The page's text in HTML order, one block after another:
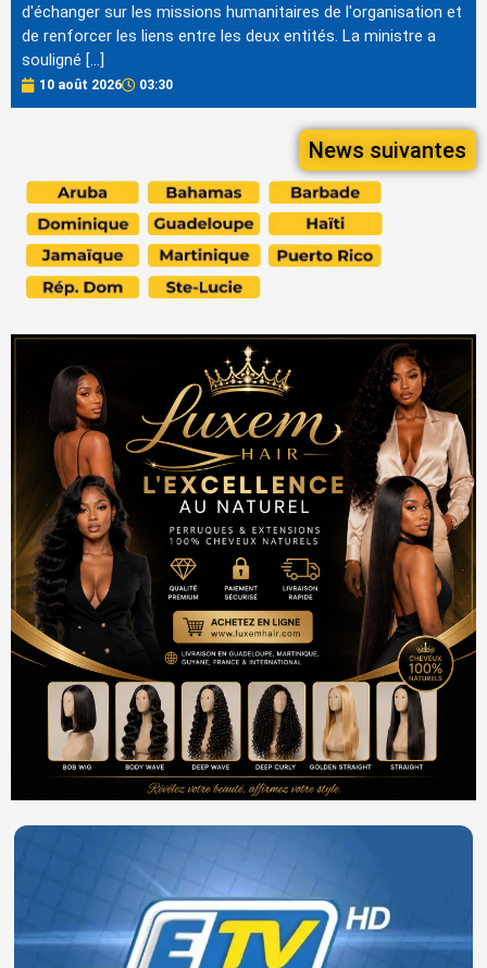
d'échanger sur les missions humanitaires de l'organisation et
de renforcer les liens entre les deux entités. La ministre a
souligné […]
10 août 2026 03:30
News suivantes